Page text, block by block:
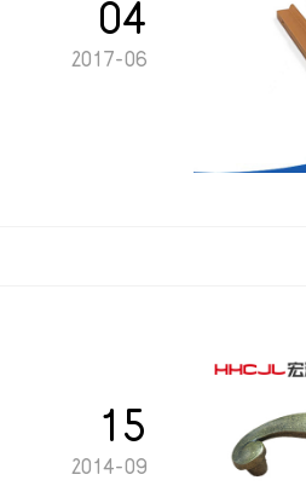
04
2017-06
15
2014-09